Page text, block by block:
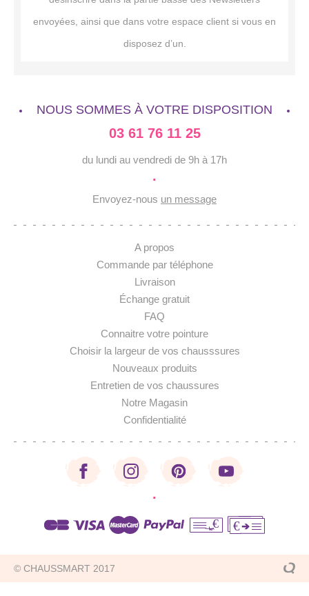
envoyées, ainsi que dans votre espace client si vous en
disposez d’un.
NOUS SOMMES À VOTRE DISPOSITION
03 61 76 11 25
du lundi au vendredi de 9h à 17h
·
Envoyez-nous un message
A propos
Commande par téléphone
Livraison
Échange gratuit
FAQ
Connaitre votre pointure
Choisir la largeur de vos chausssures
Nouveaux produits
Entretien de vos chaussures
Notre Magasin
Confidentialité
·
€ €
© CHAUSSMART 2017